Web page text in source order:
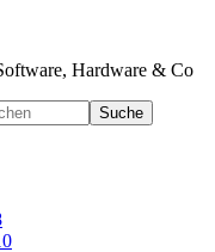
Hardware & Co